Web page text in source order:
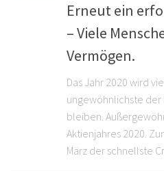
Erneut ein
– Viele
Vermögen.
Das Jahr 2020 wird
ungewöhnlichste
bleiben.
Aktienjahres 2020.
März der schnellste